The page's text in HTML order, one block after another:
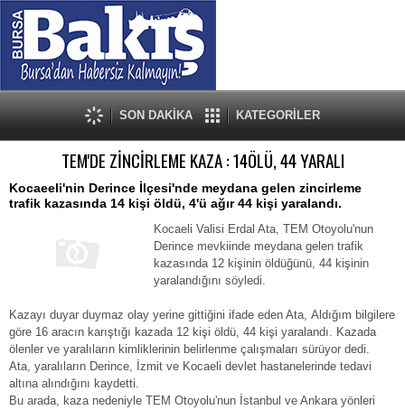
SON DAKİKA KATEGORİLER
TEM'DE ZİNCİRLEME KAZA : 14ÖLÜ, 44 YARALI
Kocaeeli'nin Derince İlçesi'nde meydana gelen zincirleme
trafik kazasında 14 kişi öldü, 4'ü ağır 44 kişi yaralandı.
Kocaeli Valisi Erdal Ata, TEM Otoyolu'nun
Derince mevkiinde meydana gelen trafik
kazasında 12 kişinin öldüğünü, 44 kişinin
yaralandığını söyledi.
Kazayı duyar duymaz olay yerine gittiğini ifade eden Ata, Aldığım bilgilere
göre 16 aracın karıştığı kazada 12 kişi öldü, 44 kişi yaralandı. Kazada
ölenler ve yaralıların kimliklerinin belirlenme çalışmaları sürüyor dedi.
Ata, yaralıların Derince, İzmit ve Kocaeli devlet hastanelerinde tedavi
altına alındığını kaydetti.
Bu arada, kaza nedeniyle TEM Otoyolu'nun İstanbul ve Ankara yönleri